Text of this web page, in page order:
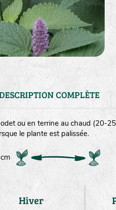
COMPLÈTE
ou en terrine au chaud (20-
le plante est palissée.
Hiver